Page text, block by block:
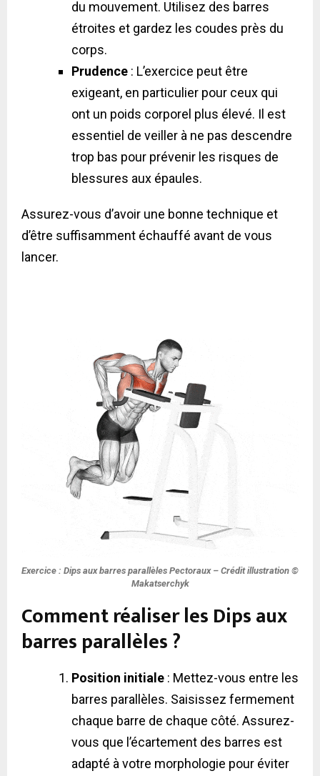
du mouvement. Utilisez des barres
étroites et gardez les coudes près du
corps.
Prudence : L’exercice peut être
exigeant, en particulier pour ceux qui
ont un poids corporel plus élevé. Il est
essentiel de veiller à ne pas descendre
trop bas pour prévenir les risques de
blessures aux épaules.
Assurez-vous d’avoir une bonne technique et
d’être suffisamment échauffé avant de vous
lancer.
Exercice : Dips aux barres parallèles Pectoraux – Crédit illustration ©
Makatserchyk
Comment réaliser les Dips aux
barres parallèles ?
Position initiale : Mettez-vous entre les
barres parallèles. Saisissez fermement
chaque barre de chaque côté. Assurez-
vous que l’écartement des barres est
adapté à votre morphologie pour éviter